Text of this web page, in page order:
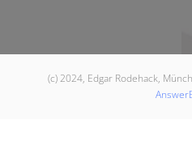
(c) 2024, Edgar Rodehack,